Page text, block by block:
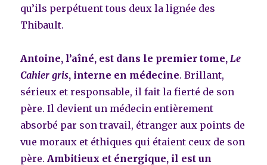
qu’ils perpétuent tous deux la lignée des
Thibault.
Antoine, l’aîné, est dans le premier tome, Le
Cahier gris, interne en médecine. Brillant,
sérieux et responsable, il fait la fierté de son
père. Il devient un médecin entièrement
absorbé par son travail, étranger aux points de
vue moraux et éthiques qui étaient ceux de son
père. Ambitieux et énergique, il est un